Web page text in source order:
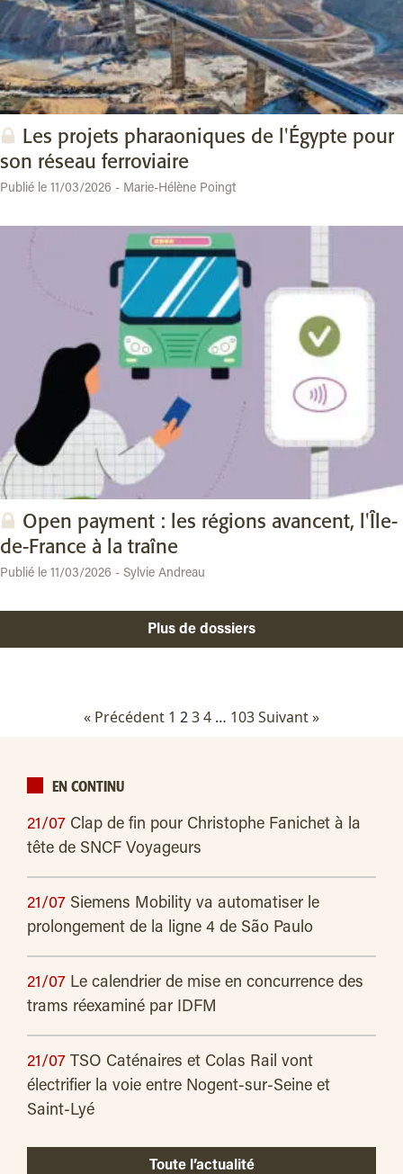
Les projets pharaoniques de l'Égypte pour
son réseau ferroviaire
Publié le 11/03/2026 - Marie-Hélène Poingt
Open payment : les régions avancent, l'Île-
de-France à la traîne
Publié le 11/03/2026 - Sylvie Andreau
Plus de dossiers
« Précédent 1 234 … 103Suivant »
EN CONTINU
21/07 Clap de fin pour Christophe Fanichet à la
tête de SNCF Voyageurs
21/07 Siemens Mobility va automatiser le
prolongement de la ligne 4 de São Paulo
21/07 Le calendrier de mise en concurrence des
trams réexaminé par IDFM
21/07 TSO Caténaires et Colas Rail vont
électrifier la voie entre Nogent-sur-Seine et
Saint-Lyé
Toute l’actualité